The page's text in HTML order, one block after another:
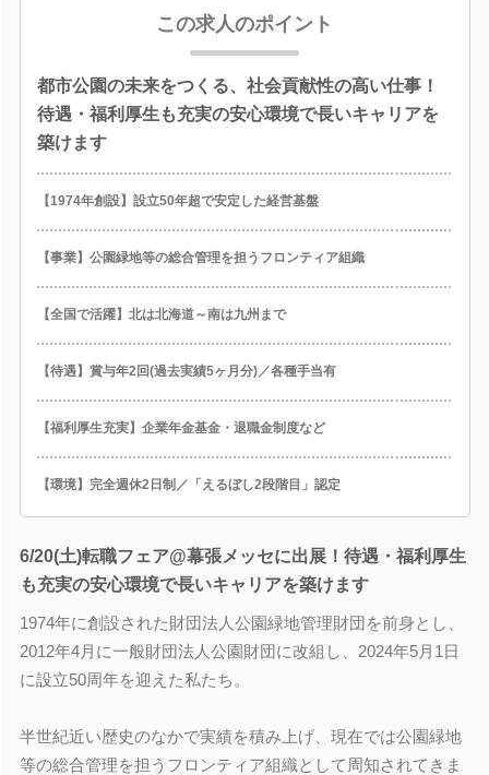
この求人のポイント
都市公園の未来をつくる、社会貢献性の高い仕事！
待遇・福利厚生も充実の安心環境で長いキャリアを
築けます
【1974年創設】設立50年超で安定した経営基盤
【事業】公園緑地等の総合管理を担うフロンティア組織
【全国で活躍】北は北海道～南は九州まで
【待遇】賞与年2回(過去実績5ヶ月分)／各種手当有
【福利厚生充実】企業年金基金・退職金制度など
【環境】完全週休2日制／「えるぼし2段階目」認定
6/20(土)転職フェア@幕張メッセに出展！待遇・福利厚生
も充実の安心環境で長いキャリアを築けます
1974年に創設された財団法人公園緑地管理財団を前身とし、
2012年4月に一般財団法人公園財団に改組し、2024年5月1日
に設立50周年を迎えた私たち。
半世紀近い歴史のなかで実績を積み上げ、現在では公園緑地
等の総合管理を担うフロンティア組織として周知されてきま